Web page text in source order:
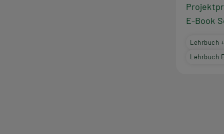
E-Book
Lehrbuch
Lehrbuch